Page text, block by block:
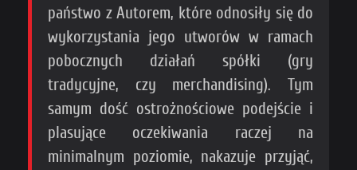
państwo z Autorem, które odnosiły się do
wykorzystania jego utworów w ramach
pobocznych działań spółki (gry
tradycyjne, czy merchandising). Tym
samym dość ostrożnościowe podejście i
plasujące oczekiwania raczej na
minimalnym poziomie, nakazuje przyjąć,